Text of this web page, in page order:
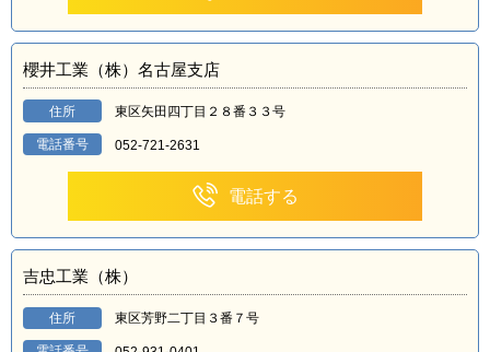
櫻井工業（株）名古屋支店
住所 東区矢田四丁目２８番３３号
電話番号 052-721-2631
電話する
吉忠工業（株）
住所 東区芳野二丁目３番７号